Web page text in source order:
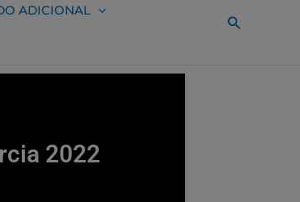
ADICIONAL
Buscar
2022